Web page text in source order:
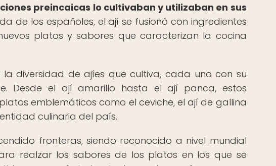
preincaicas lo cultivaban y utilizaban en sus
de los españoles, el ají se fusionó con ingredientes
platos y sabores que caracterizan la cocina
diversidad de ajíes que cultiva, cada uno con su
Desde el ají amarillo hasta el ají panca, estos
emblemáticos como el ceviche, el ají de gallina
culinaria del país.
fronteras, siendo reconocido a nivel mundial
realzar los sabores de los platos en los que se